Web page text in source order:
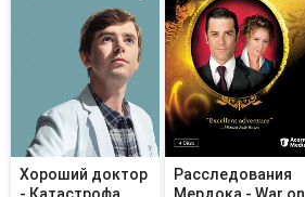
Хороший доктор
Расследования